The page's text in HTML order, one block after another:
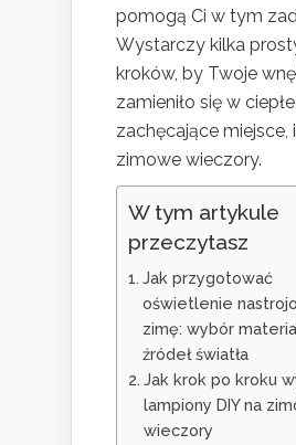
pomogą Ci w tym
Wystarczy kilka
kroków, by Twoje
zamieniło się w ciepłe,
zachęcające miejsce,
zimowe wieczory.
W tym artykule
przeczytasz
Jak przygotować
oświetlenie
zimę: wybór
źródeł światła
Jak krok po kroku
lampiony DIY na
wieczory